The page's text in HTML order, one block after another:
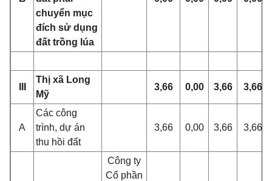
chuyển mục
đích sử dụng
đất trồng lúa
Thị xã Long
Mỹ
3,66 0,00 3,66 3,66
A
Các công
trình, dự án
thu hồi đất
3,66 0,00 3,66 3,66
Công ty
Cổ phần